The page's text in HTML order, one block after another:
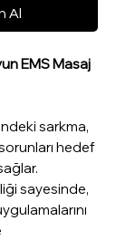
Al
EMS Masaj
sarkma,
sorunları hedef
sayesinde,